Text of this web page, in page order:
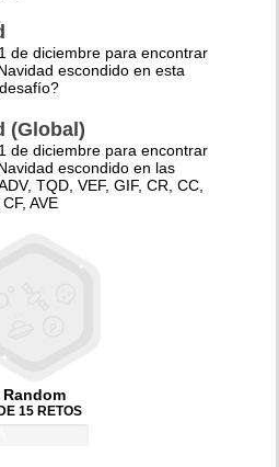
de diciembre para encontrar
escondido en esta
(Global)
de diciembre para encontrar
escondido en las
TQD, VEF, GIF, CR, CC,
AVE
Random
15 RETOS